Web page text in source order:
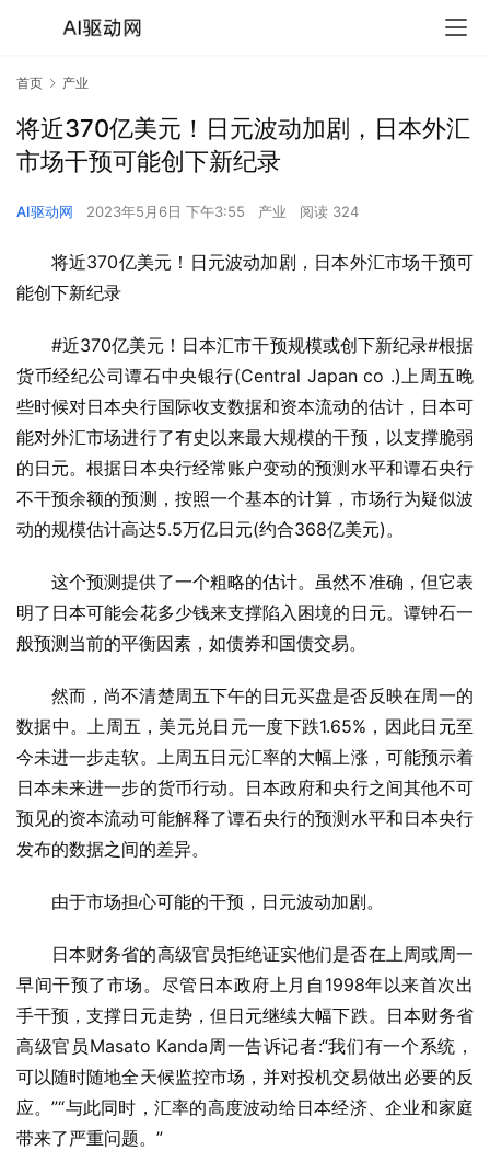
首页 产业
将近370亿美元！日元波动加剧，日本外汇
市场干预可能创下新纪录
AI驱动网 2023年5月6日 下午3:55 产业 阅读 324
将近370亿美元！日元波动加剧，日本外汇市场干预可
能创下新纪录
#近370亿美元！日本汇市干预规模或创下新纪录#根据
货币经纪公司谭石中央银行(Central Japan co .)上周五晚
些时候对日本央行国际收支数据和资本流动的估计，日本可
能对外汇市场进行了有史以来最大规模的干预，以支撑脆弱
的日元。根据日本央行经常账户变动的预测水平和谭石央行
不干预余额的预测，按照一个基本的计算，市场行为疑似波
动的规模估计高达5.5万亿日元(约合368亿美元)。
这个预测提供了一个粗略的估计。虽然不准确，但它表
明了日本可能会花多少钱来支撑陷入困境的日元。谭钟石一
般预测当前的平衡因素，如债券和国债交易。
然而，尚不清楚周五下午的日元买盘是否反映在周一的
数据中。上周五，美元兑日元一度下跌1.65%，因此日元至
今未进一步走软。上周五日元汇率的大幅上涨，可能预示着
日本未来进一步的货币行动。日本政府和央行之间其他不可
预见的资本流动可能解释了谭石央行的预测水平和日本央行
发布的数据之间的差异。
由于市场担心可能的干预，日元波动加剧。
日本财务省的高级官员拒绝证实他们是否在上周或周一
早间干预了市场。尽管日本政府上月自1998年以来首次出
手干预，支撑日元走势，但日元继续大幅下跌。日本财务省
高级官员Masato Kanda周一告诉记者:“我们有一个系统，
可以随时随地全天候监控市场，并对投机交易做出必要的反
应。”“与此同时，汇率的高度波动给日本经济、企业和家庭
带来了严重问题。”